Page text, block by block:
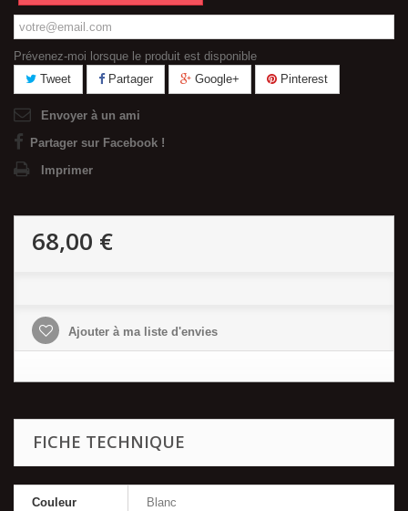
Prévenez-moi lorsque le produit est disponible
Tweet
Partager Google+ Pinterest
Envoyer à un ami
Partager sur Facebook !
Imprimer
68,00 €
Ajouter à ma liste d'envies
FICHE TECHNIQUE
Couleur Blanc